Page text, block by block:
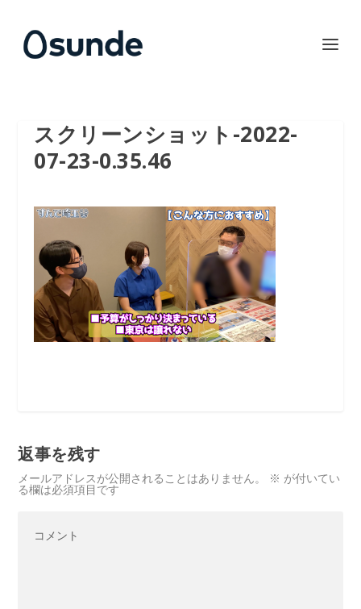
スクリーンショット-2022-
07-23-0.35.46
返事を残す
メールアドレスが公開されることはありません。 ※ が付いてい
る欄は必須項目です